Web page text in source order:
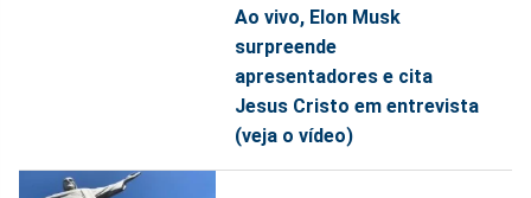
Ao vivo, Elon Musk
surpreende
apresentadores e cita
Jesus Cristo em entrevista
(veja o vídeo)